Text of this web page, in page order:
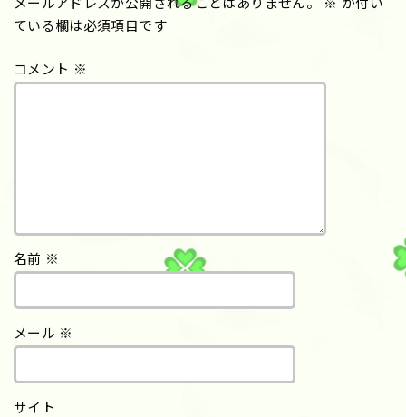
メールアドレスが公開されることはありません。 ※ が付い
ている欄は必須項目です
コメント ※
名前 ※
メール ※
サイト